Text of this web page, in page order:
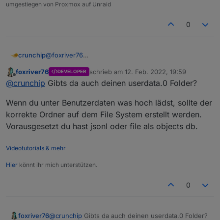
umgestiegen von Proxmox auf Unraid
0
crunchip@foxriver76
Offline
foxriver76 DEVELOPER schrieb am 12. Feb. 2022, 19:59
zuletzt editiert von
@crunchip Gibts da auch deinen userdata.0 Folder?
Wenn du unter Benutzerdaten was hoch lädst, sollte der
korrekte Ordner auf dem File System erstellt werden.
Vorausgesetzt du hast jsonl oder file als objects db.
Videotutorials & mehr
Hier könnt ihr mich unterstützen.
0
foxriver76@crunchip Gibts da auch deinen userdata.0 Folder?